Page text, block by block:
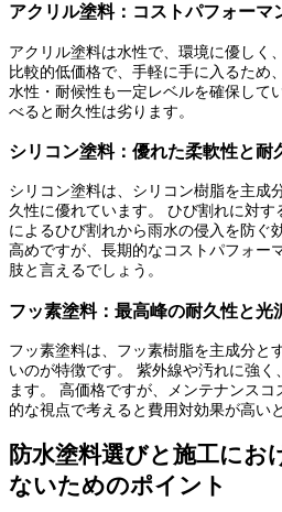
アクリル塗料：コストパフォーマ
アクリル塗料は水性で、環境に優しく
比較的低価格で、手軽に手に入るため
水性・耐候性も一定レベルを確保して
べると耐久性は劣ります。
シリコン塗料：優れた柔軟性と耐
シリコン塗料は、シリコン樹脂を主成
久性に優れています。 ひび割れに対
によるひび割れから雨水の侵入を防ぐ
高めですが、長期的なコストパフォー
肢と言えるでしょう。
フッ素塗料：最高峰の耐久性と光
フッ素塗料は、フッ素樹脂を主成分と
いのが特徴です。 紫外線や汚れに強く
ます。 高価格ですが、メンテナンス
的な視点で考えると費用対効果が高い
防水塗料選びと施工にお
ないためのポイント